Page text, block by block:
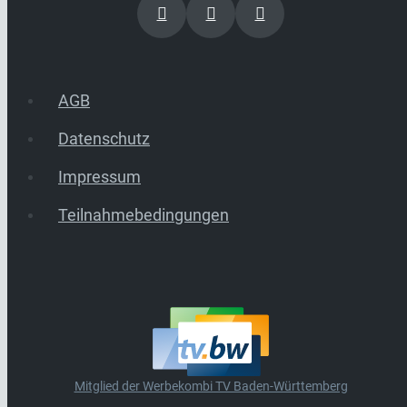
AGB
Datenschutz
Impressum
Teilnahmebedingungen
Mitglied der Werbekombi TV Baden-Württemberg